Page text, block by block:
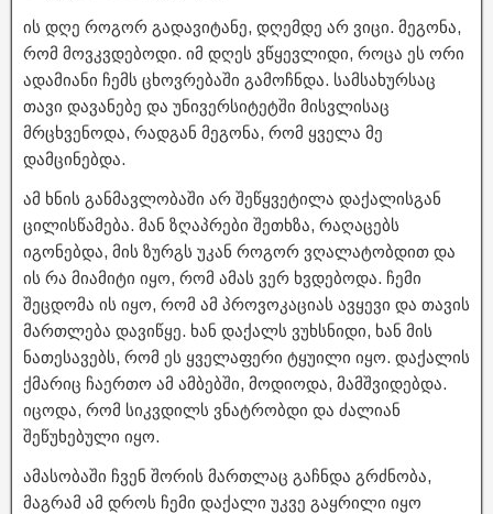
ის დღე როგორ გადავიტანე, დღემდე არ ვიცი. მეგონა,
რომ მოვკვდებოდი. იმ დღეს ვწყევლიდი, როცა ეს ორი
ადამიანი ჩემს ცხოვრებაში გამოჩნდა. სამსახურსაც
თავი დავანებე და უნივერსიტეტში მისვლისაც
მრცხვენოდა, რადგან მეგონა, რომ ყველა მე
დამცინებდა.
ამ ხნის განმავლობაში არ შეწყვეტილა დაქალისგან
ცილისწამება. მან ზღაპრები შეთხზა, რაღაცებს
იგონებდა, მის ზურგს უკან როგორ ვღალატობდით და
ის რა მიამიტი იყო, რომ ამას ვერ ხვდებოდა. ჩემი
შეცდომა ის იყო, რომ ამ პროვოკაციას ავყევი და თავის
მართლება დავიწყე. ხან დაქალს ვუხსნიდი, ხან მის
ნათესავებს, რომ ეს ყველაფერი ტყუილი იყო. დაქალის
ქმარიც ჩაერთო ამ ამბებში, მოდიოდა, მამშვიდებდა.
იცოდა, რომ სიკვდილს ვნატრობდი და ძალიან
შეწუხებული იყო.
ამასობაში ჩვენ შორის მართლაც გაჩნდა გრძნობა,
მაგრამ ამ დროს ჩემი დაქალი უკვე გაყრილი იყო